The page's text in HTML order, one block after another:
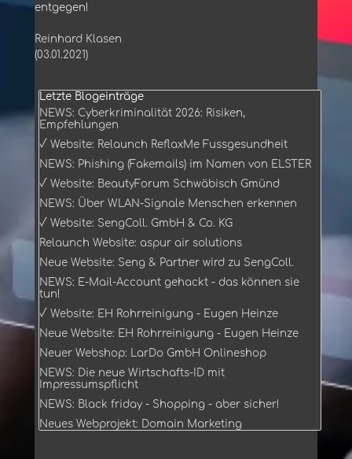
entgegen!
Reinhard Klasen
(03.01.2021)
Block überspringen Letzte Blogeinträge
Letzte Blogeinträge
NEWS: Cyberkriminalität 2026: Risiken,
Empfehlungen
√ Website: Relaunch ReflaxMe Fussgesundheit
NEWS: Phishing (Fakemails) im Namen von ELSTER
√ Website: BeautyForum Schwäbisch Gmünd
NEWS: Über WLAN-Signale Menschen erkennen
√ Website: SengColl. GmbH & Co. KG
Relaunch Website: aspur air solutions
Neue Website: Seng & Partner wird zu SengColl.
NEWS: E-Mail-Account gehackt - das können sie
tun!
√ Website: EH Rohrreinigung - Eugen Heinze
Neue Website: EH Rohrreinigung - Eugen Heinze
Neuer Webshop: LarDo GmbH Onlineshop
NEWS: Die neue Wirtschafts-ID mit
Impressumspflicht
NEWS: Black friday - Shopping - aber sicher!
Neues Webprojekt: Domain Marketing